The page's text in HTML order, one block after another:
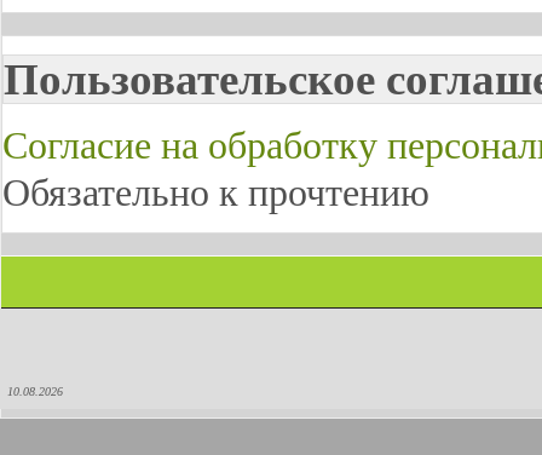
Пользовательское
Согласие на обработку
Обязательно к прочтению
10.08.2026